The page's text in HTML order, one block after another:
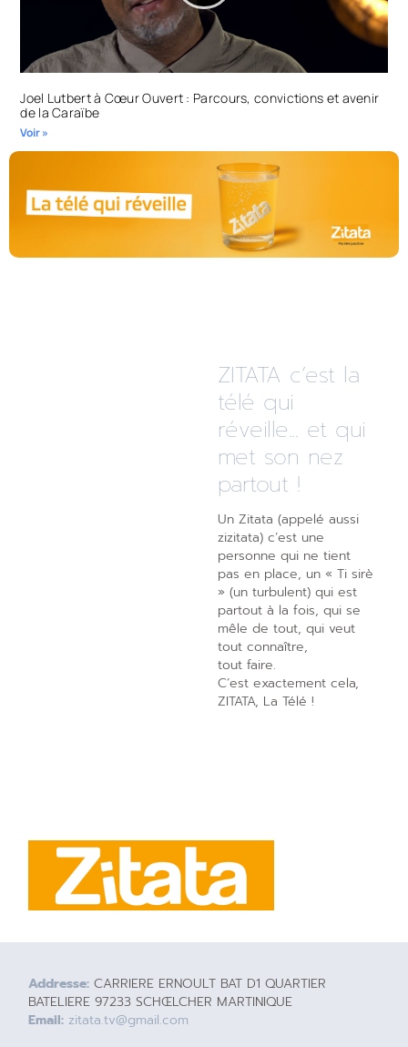
Joel Lutbert à Cœur Ouvert : Parcours, convictions et avenir
de la Caraïbe
Voir »
ZITATA c’est la
télé qui
réveille... et qui
met son nez
partout !
Un Zitata (appelé aussi
zizitata) c’est une
personne qui ne tient
pas en place, un « Ti sirè
» (un turbulent) qui est
partout à la fois, qui se
mêle de tout, qui veut
tout connaître,
tout faire.
C’est exactement cela,
ZITATA, La Télé !
Addresse: CARRIERE ERNOULT BAT D1 QUARTIER
BATELIERE 97233 SCHŒLCHER MARTINIQUE
Email: zitata.tv@gmail.com